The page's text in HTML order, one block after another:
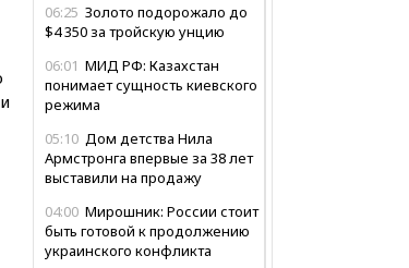
06:25 Золото подорожало до
$4 350 за тройскую унцию
06:01 МИД РФ: Казахстан
понимает сущность киевского
режима
05:10 Дом детства Нила
Армстронга впервые за 38 лет
выставили на продажу
04:00 Мирошник: России стоит
быть готовой к продолжению
украинского конфликта